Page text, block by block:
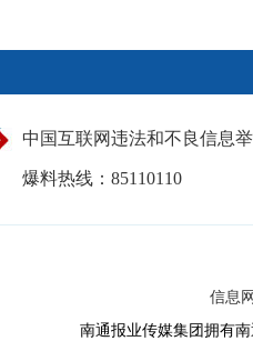
中国互联网违法和不良信息
爆料热线：85110110
信息
南通报业传媒集团拥有